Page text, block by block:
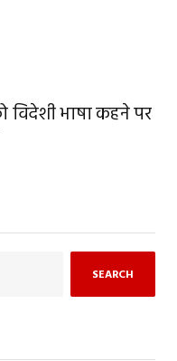
विदेशी भाषा कहने पर
SEARCH